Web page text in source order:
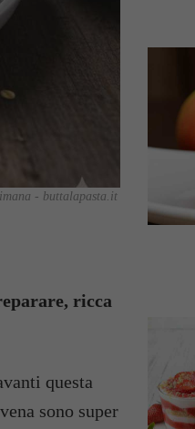
- buttalapasta.it
ricca
questa
sono super